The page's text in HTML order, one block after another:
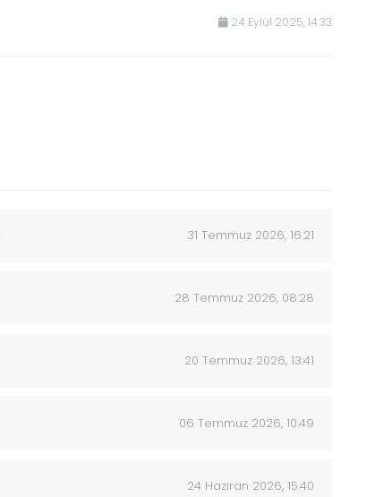
24 Eylül 2025, 14:33
31 Temmuz 2026, 16:21
28 Temmuz 2026, 08:28
20 Temmuz 2026, 13:41
06 Temmuz 2026, 10:49
24 Haziran 2026, 15:40